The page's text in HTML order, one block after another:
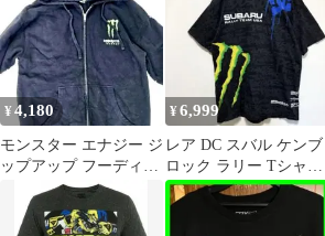
¥ 4,180
モンスター エナジー ジ
ップアップ フーディー
ビッグ フード パーカー
¥6,999
レア DC スバル ケンブ
ロック ラリー Tシャツ
総柄 モンスターエナジ
ー L